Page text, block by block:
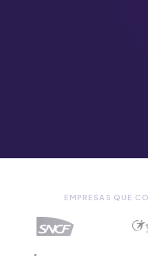
EMPRESAS QUE